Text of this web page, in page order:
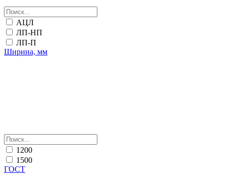
АЦЛ
ЛП-НП
ЛП-П
Ширина, мм
1200
1500
ГОСТ